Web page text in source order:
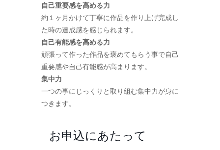
自己重要感を高める力
約１ヶ月かけて丁寧に作品を作り上げ完成し
た時の達成感を感じられます。
自己有能感を高める力
頑張って作った作品を褒めてもらう事で自己
重要感や自己有能感が高まります。
集中力
一つの事にじっくりと取り組む集中力が身に
つきます。
お申込にあたって